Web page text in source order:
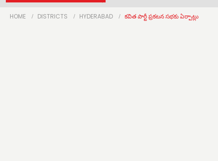
HOME DISTRICTS HYDERABAD కవిత పార్టీ ప్రకటన సభకు ఏర్పాట్లు